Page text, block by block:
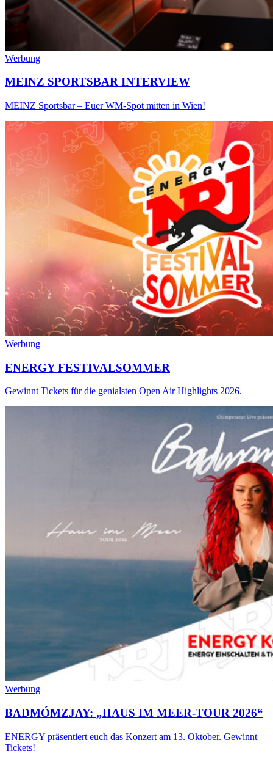
Werbung
MEINZ SPORTSBAR INTERVIEW
MEINZ Sportsbar – Euer WM-Spot mitten in Wien!
Werbung
ENERGY FESTIVALSOMMER
Gewinnt Tickets für die genialsten Open Air Highlights 2026.
Werbung
BADMÓMZJAY: „HAUS IM MEER-TOUR 2026“
ENERGY präsentiert euch das Konzert am 13. Oktober. Gewinnt
Tickets!